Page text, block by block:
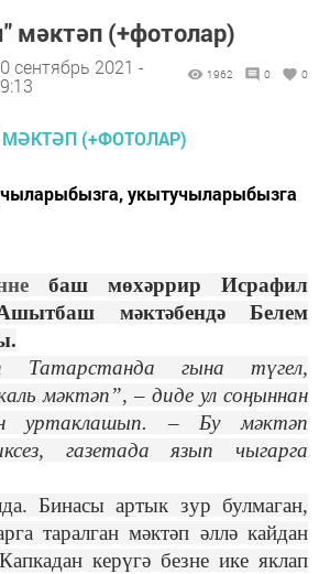
мәктәп (+фотолар)
сентябрь 2021 -
1962 0 0
укытучыларыбызга
баш мөхәррир Исрафил
мәктәбендә Белем
Татарстанда гына түгел,
мәктәп”, – диде ул соңыннан
уртаклашып. – Бу мәктәп
газетада язып чыгарга
Бинасы артык зур булмаган,
таралган мәктәп әллә кайдан
керүгә безне ике яклап